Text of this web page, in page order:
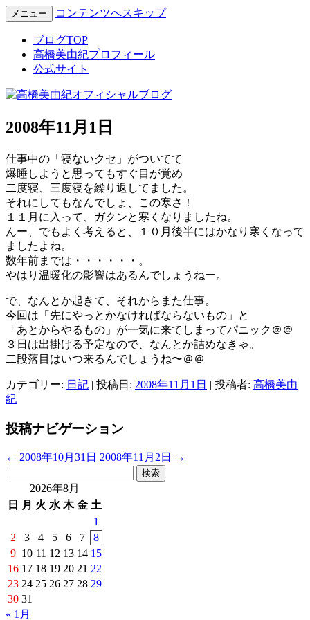
高橋美由紀オフィシャルブロ
グ
Miyuki Takahashi Official Blog
メニュー コンテンツへスキップ
ブログTOP
高橋美由紀プロフィール
公式サイト
2008年11月1日
仕事中の「寝ないクセ」がついてて
爆睡しようと思ってもすぐ目が覚め
二度寝、三度寝を繰り返してました。
それにしてもなんでしょ、この寒さ！
１１月に入って、ガクンと寒くなりましたね。
んー、でもよく考えると、１０月後半にはかなり寒くなって
ましたよね。
数年前までは・・・・・・。
やはり温暖化の影響はあるんでしょうねー。
で、なんとか起きて、それからまた仕事。
今回は「先にやっとかなければならないもの」と
「あとからやるもの」が一気に来てしまってパニック＠＠
３日は出掛ける予定なので、なんとか詰めなきゃ。
二段落目はいつ来るんでしょうね〜＠＠
カテゴリー: 日記 | 投稿日: 2008年11月1日 | 投稿者: 高橋美由
紀
投稿ナビゲーション
← 2008年10月31日 2008年11月2日
→
2026年8月
日
月 火 水 木 金 土
1
2
3 4 5 6 7
8
9 10 11 12 13 14 15
16 17 18 19 20 21 22
23 24 25 26 27 28 29
30 31
« 1月